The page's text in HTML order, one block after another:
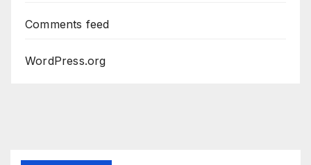
Comments feed
WordPress.org